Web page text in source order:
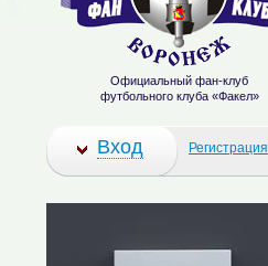
Официальный фан-клуб
футбольного клуба «Факел»
Вход Регистрация